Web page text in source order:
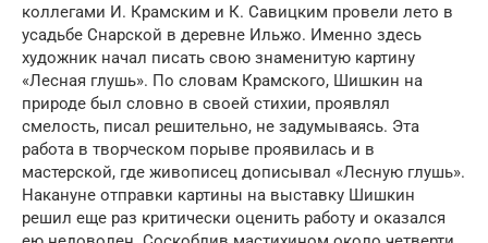
коллегами И. Крамским и К. Савицким провели лето в
усадьбе Снарской в деревне Ильжо. Именно здесь
художник начал писать свою знаменитую картину
«Лесная глушь». По словам Крамского, Шишкин на
природе был словно в своей стихии, проявлял
смелость, писал решительно, не задумываясь. Эта
работа в творческом порыве проявилась и в
мастерской, где живописец дописывал «Лесную глушь».
Накануне отправки картины на выставку Шишкин
решил еще раз критически оценить работу и оказался